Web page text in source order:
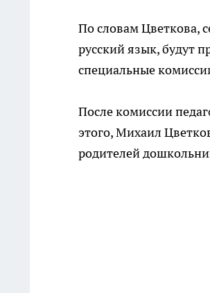
По словам Цветкова,
русский язык, будут
специальные
После комиссии
этого, Михаил
родителей